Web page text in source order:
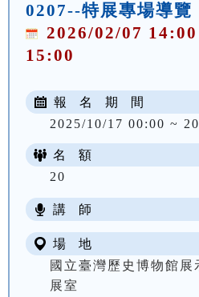
0207--特展專場導覽
2026/02/07
15:00
報 名 期 間
2025/10/17 00:00 ~
名 額
20
講 師
場 地
國立臺灣歷史博物館
展室